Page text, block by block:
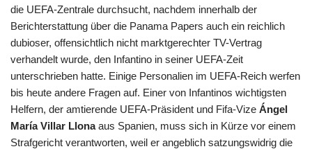
die UEFA-Zentrale durchsucht, nachdem innerhalb der
Berichterstattung über die Panama Papers auch ein reichlich
dubioser, offensichtlich nicht marktgerechter TV-Vertrag
verhandelt wurde, den Infantino in seiner UEFA-Zeit
unterschrieben hatte. Einige Personalien im UEFA-Reich werfen
bis heute andere Fragen auf. Einer von Infantinos wichtigsten
Helfern, der amtierende UEFA-Präsident und Fifa-Vize Ángel
María Villar Llonaaus Spanien, muss sich in Kürze vor einem
Strafgericht verantworten, weil er angeblich satzungswidrig die